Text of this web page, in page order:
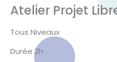
Atelier Projet
Tous Niveaux
Durée 2h